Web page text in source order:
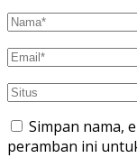
Simpan nama,
peramban ini